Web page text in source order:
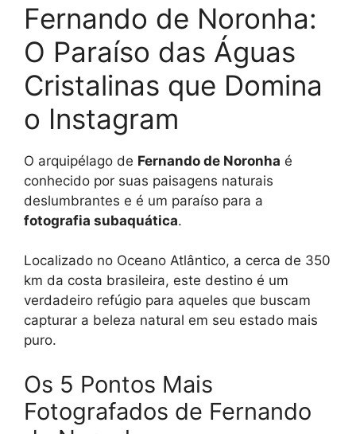
Fernando de Noronha:
O Paraíso das Águas
Cristalinas que Domina
o Instagram
O arquipélago de Fernando de Noronha é
conhecido por suas paisagens naturais
deslumbrantes e é um paraíso para a
fotografia subaquática.
Localizado no Oceano Atlântico, a cerca de 350
km da costa brasileira, este destino é um
verdadeiro refúgio para aqueles que buscam
capturar a beleza natural em seu estado mais
puro.
Os 5 Pontos Mais
Fotografados de Fernando